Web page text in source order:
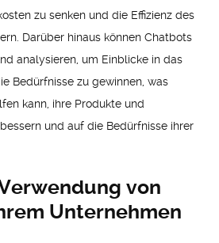
zu senken und die Effizienz des
Darüber hinaus können Chatbots
analysieren, um Einblicke in das
Bedürfnisse zu gewinnen, was
kann, ihre Produkte und
und auf die Bedürfnisse ihrer
von
Unternehmen